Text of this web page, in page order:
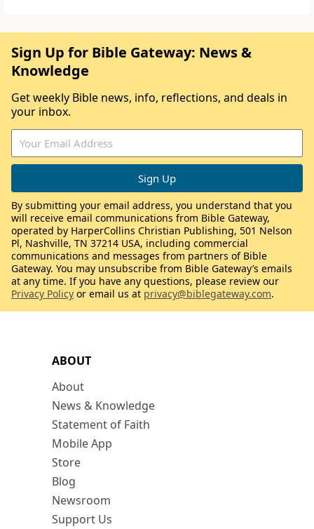
ABOUT
About
News & Knowledge
Statement of Faith
Mobile App
Store
Blog
Newsroom
Support Us
Sign Up for Bible Gateway: News &
Knowledge
Get weekly Bible news, info, reflections, and deals in
your inbox.
By submitting your email address, you understand that you
will receive email communications from Bible Gateway,
operated by HarperCollins Christian Publishing, 501 Nelson
Pl, Nashville, TN 37214 USA, including commercial
communications and messages from partners of Bible
Gateway. You may unsubscribe from Bible Gateway’s emails
at any time. If you have any questions, please review our
Privacy Policy or email us at privacy@biblegateway.com.